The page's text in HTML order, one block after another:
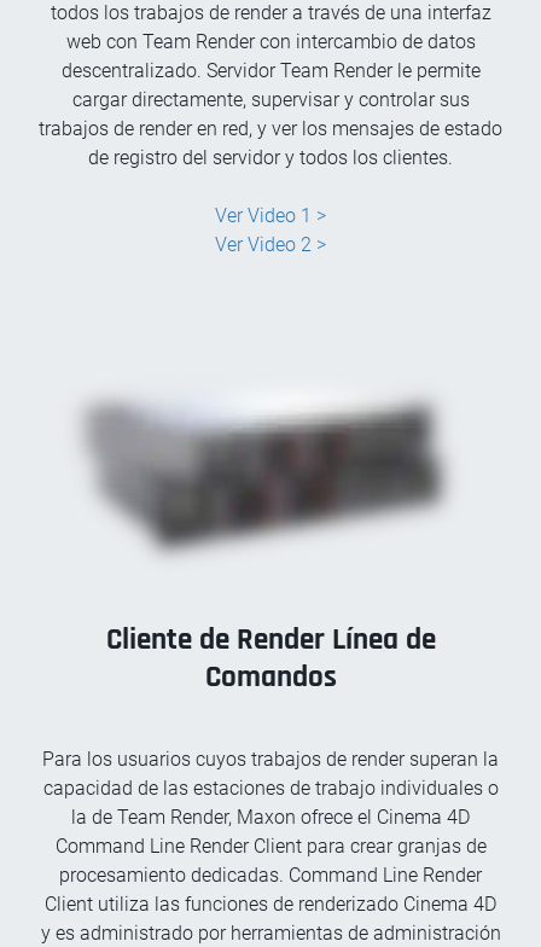
todos los trabajos de render a través de una interfaz
web con Team Render con intercambio de datos
descentralizado. Servidor Team Render le permite
cargar directamente, supervisar y controlar sus
trabajos de render en red, y ver los mensajes de estado
de registro del servidor y todos los clientes.
Ver Video 1 >
Ver Video 2 >
Cliente de Render Línea de
Comandos
Para los usuarios cuyos trabajos de render superan la
capacidad de las estaciones de trabajo individuales o
la de Team Render, Maxon ofrece el Cinema 4D
Command Line Render Client para crear granjas de
procesamiento dedicadas. Command Line Render
Client utiliza las funciones de renderizado Cinema 4D
y es administrado por herramientas de administración